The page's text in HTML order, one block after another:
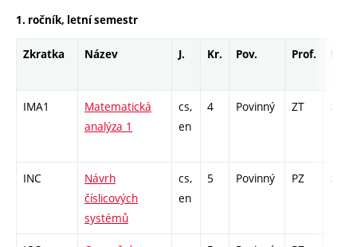
1. ročník, letní semestr
Zkratka Název J. Kr. Pov. Prof.
IMA1
Matematická
analýza 1
cs,
en
4 Povinný ZT zá,zk
INC
Návrh
číslicových
systémů
cs,
en
5 Povinný PZ zá,zk